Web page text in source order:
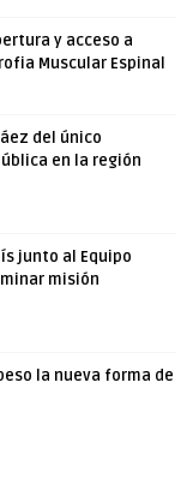
y acceso a
Muscular Espinal
del único
en la región
junto al Equipo
misión
la nueva forma de